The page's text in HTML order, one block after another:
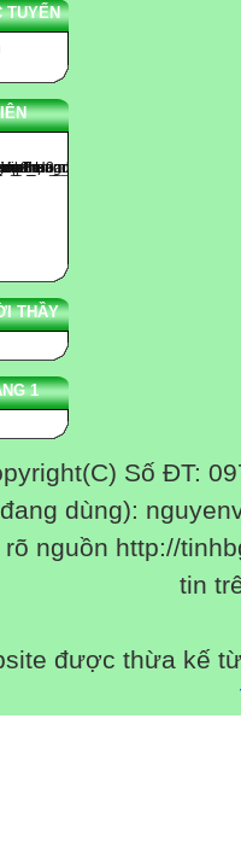
TUYẾN
THẦY
1
Số ĐT:
dùng):
rõ nguồn http://
tin
được thừa kế